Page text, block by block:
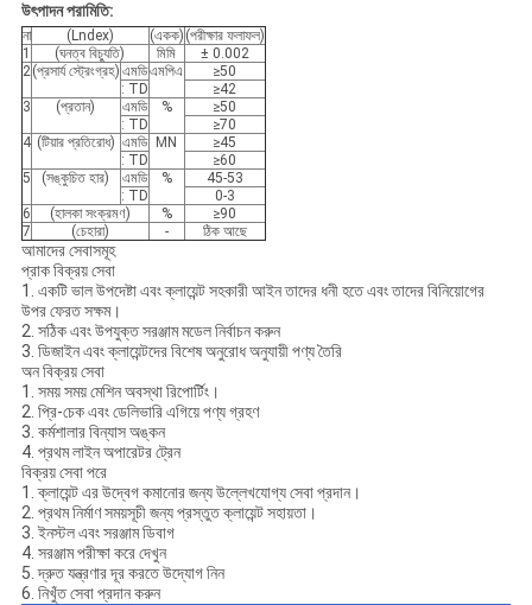
উৎপাদন পরামিতি:
না (Lndex) (একক) (পরীক্ষার ফলাফল)
1
(ঘনত্ব বিচ্যুতি) মিমি
± 0.002
2(প্রসার্য স্ট্রেংগ্রহ) এমডিএমপিএ
≥50
: TD
≥42
3
(প্রতান) এমডি %
≥50
: TD
≥70
4 (টিয়ার প্রতিরোধ) এমডি MN
≥45
: TD
≥60
5
(সঙ্কুচিত হার) এমডি %
45-53
: TD
0-3
6
(হালকা সংক্রমণ) %
≥90
7
(চেহারা) - ঠিক আছে
আমাদের সেবাসমূহ
প্রাক বিক্রয় সেবা
1. একটি ভাল উপদেষ্টা এবং ক্লায়েন্ট সহকারী আইন তাদের ধনী হতে এবং তাদের বিনিয়োগের
উপর ফেরত সক্ষম।
2. সঠিক এবং উপযুক্ত সরঞ্জাম মডেল নির্বাচন করুন
3. ডিজাইন এবং ক্লায়েন্টদের বিশেষ অনুরোধ অনুযায়ী পণ্য তৈরি
অন ​​বিক্রয় সেবা
1. সময় সময় মেশিন অবস্থা রিপোর্টিং।
2. প্রি-চেক এবং ডেলিভারি এগিয়ে পণ্য গ্রহণ
3. কর্মশালার বিন্যাস অঙ্কন
4. প্রথম লাইন অপারেটর ট্রেন
বিক্রয় সেবা পরে
1. ক্লায়েন্ট এর উদ্বেগ কমানোর জন্য উল্লেখযোগ্য সেবা প্রদান।
2. প্রথম নির্মাণ সময়সূচী জন্য প্রস্তুত ক্লায়েন্ট সহায়তা।
3. ইনস্টল এবং সরঞ্জাম ডিবাগ
4. সরঞ্জাম পরীক্ষা করে দেখুন
5. দ্রুত যন্ত্রণার দূর করতে উদ্যোগ নিন
6. নিখুঁত সেবা প্রদান করুন